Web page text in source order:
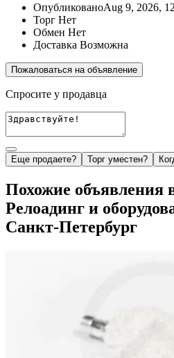
ОпубликованоAug 9, 2026,
Торг Нет
Обмен Нет
Доставка Возможна
Пожаловаться на объявление
Спросите у продавца
Еще продаете? Торг уместен?
Похожие объявления
Релоадинг и
Санкт-Петербург